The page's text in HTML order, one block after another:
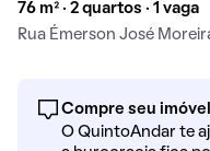
76 m² · 2 quartos · 1 vaga
Rua Émerson José
Compre seu
O QuintoAndar te